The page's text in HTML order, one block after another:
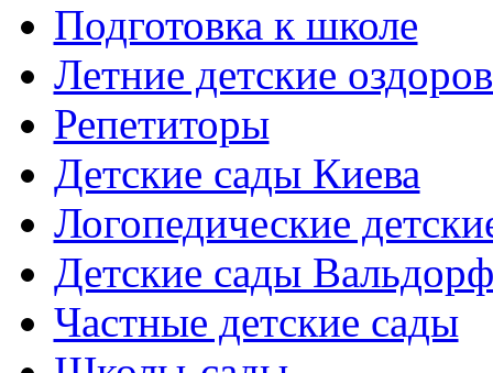
Подготовка к школе
Летние детские
Репетиторы
Детские сады Киева
Логопедические
Детские сады
Частные детские сады